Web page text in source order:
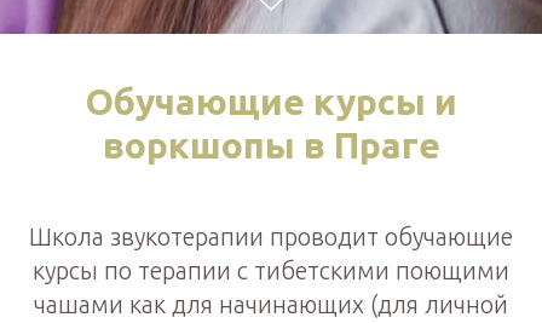
Обучающие курсы и
воркшопы в Праге
Школа звукотерапии проводит обучающие
курсы по терапии с тибетскими поющими
чашами как для начинающих (для личной